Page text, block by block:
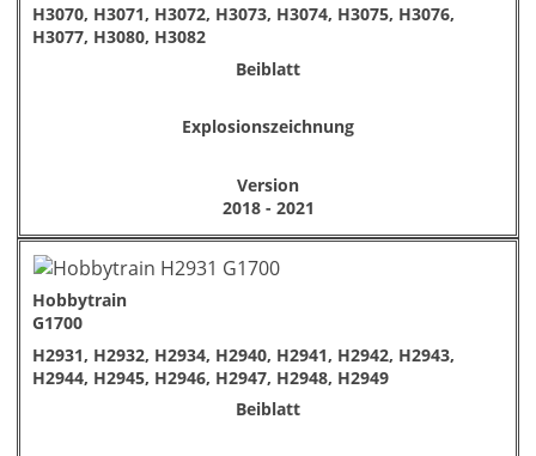
H3070, H3071, H3072, H3073, H3074, H3075, H3076,
H3077, H3080, H3082
Beiblatt
Explosionszeichnung
Version
2018 - 2021
Hobbytrain
G1700
H2931, H2932, H2934, H2940, H2941, H2942, H2943,
H2944, H2945, H2946, H2947, H2948, H2949
Beiblatt